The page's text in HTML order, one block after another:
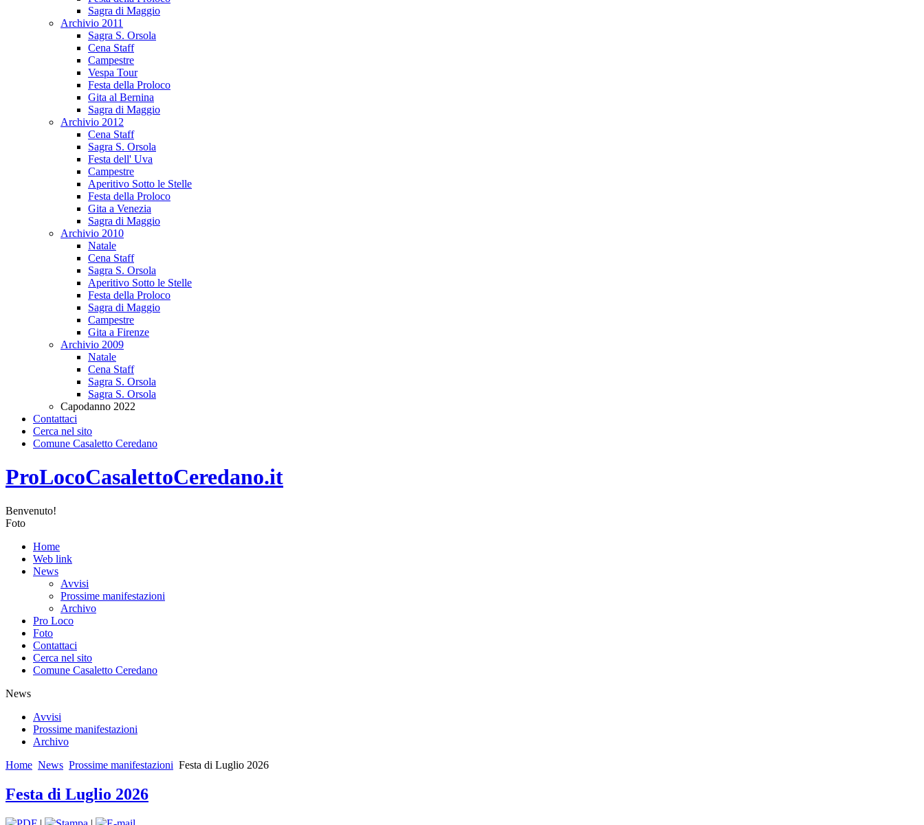
Sagra di Maggio
Archivio 2011
Sagra S. Orsola
Cena Staff
Campestre
Vespa Tour
Festa della Proloco
Gita al Bernina
Sagra di Maggio
Archivio 2012
Cena Staff
Sagra S. Orsola
Festa dell' Uva
Campestre
Aperitivo Sotto le Stelle
Festa della Proloco
Gita a Venezia
Sagra di Maggio
Archivio 2010
Natale
Cena Staff
Sagra S. Orsola
Aperitivo Sotto le Stelle
Festa della Proloco
Sagra di Maggio
Campestre
Gita a Firenze
Archivio 2009
Natale
Cena Staff
Sagra S. Orsola
Sagra S. Orsola
Capodanno 2022
Contattaci
Cerca nel sito
Comune Casaletto Ceredano
ProLocoCasalettoCeredano.it
Benvenuto!
Foto
Home
Web link
News
Avvisi
Prossime manifestazioni
Archivo
Pro Loco
Foto
Contattaci
Cerca nel sito
Comune Casaletto Ceredano
News
Avvisi
Prossime manifestazioni
Archivo
Home News Prossime manifestazioni Festa di Luglio 2026
Festa di Luglio 2026